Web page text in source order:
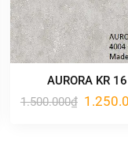
AURORA KR 16
1.500.000₫ Giá